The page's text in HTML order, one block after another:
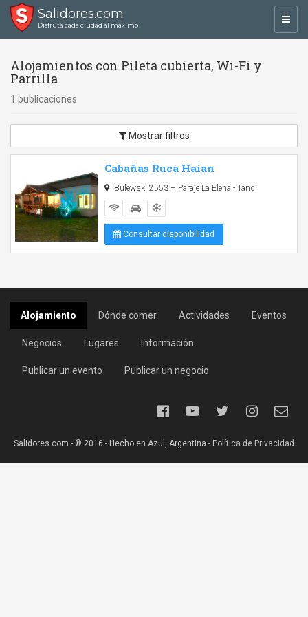
Salidores.com
Disfrutá cada ciudad al máximo
Alojamientos con Pileta cubierta, Wi-Fi y
Parrilla
1 publicaciones
Mostrar filtros
Cabañas Ruca Haian
Bulewski 2553 – Paraje La Elena - Tandil
Consultar disponibilidad
Alojamiento Dónde comer Actividades Eventos
Negocios Lugares Información
Publicar un evento Publicar un negocio
Salidores.com - ® 2016 - Hecho en Azul, Argentina - Política de Privacidad